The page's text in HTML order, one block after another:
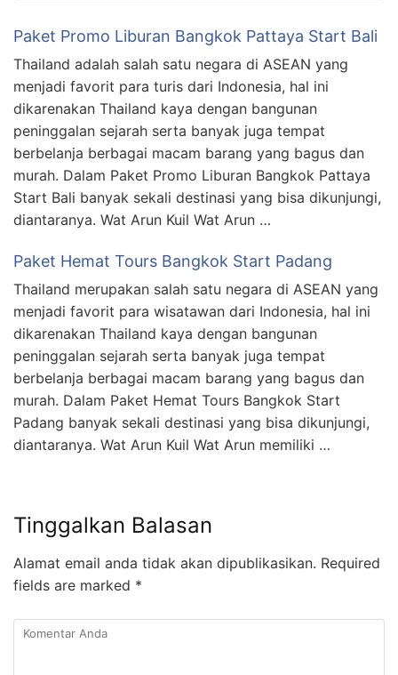
Paket Promo Liburan Bangkok Pattaya Start Bali
Thailand adalah salah satu negara di ASEAN yang
menjadi favorit para turis dari Indonesia, hal ini
dikarenakan Thailand kaya dengan bangunan
peninggalan sejarah serta banyak juga tempat
berbelanja berbagai macam barang yang bagus dan
murah. Dalam Paket Promo Liburan Bangkok Pattaya
Start Bali banyak sekali destinasi yang bisa dikunjungi,
diantaranya. Wat Arun Kuil Wat Arun …
Paket Hemat Tours Bangkok Start Padang
Thailand merupakan salah satu negara di ASEAN yang
menjadi favorit para wisatawan dari Indonesia, hal ini
dikarenakan Thailand kaya dengan bangunan
peninggalan sejarah serta banyak juga tempat
berbelanja berbagai macam barang yang bagus dan
murah. Dalam Paket Hemat Tours Bangkok Start
Padang banyak sekali destinasi yang bisa dikunjungi,
diantaranya. Wat Arun Kuil Wat Arun memiliki …
Tinggalkan Balasan
Alamat email anda tidak akan dipublikasikan. Required
fields are marked *